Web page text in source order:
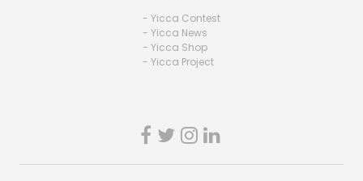
- Yicca Contest
- Yicca News
- Yicca Shop
- Yicca Project